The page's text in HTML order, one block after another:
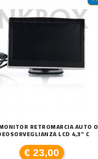
RETROMARCIA AUTO O
LCD 4,3" C
€ 23,00